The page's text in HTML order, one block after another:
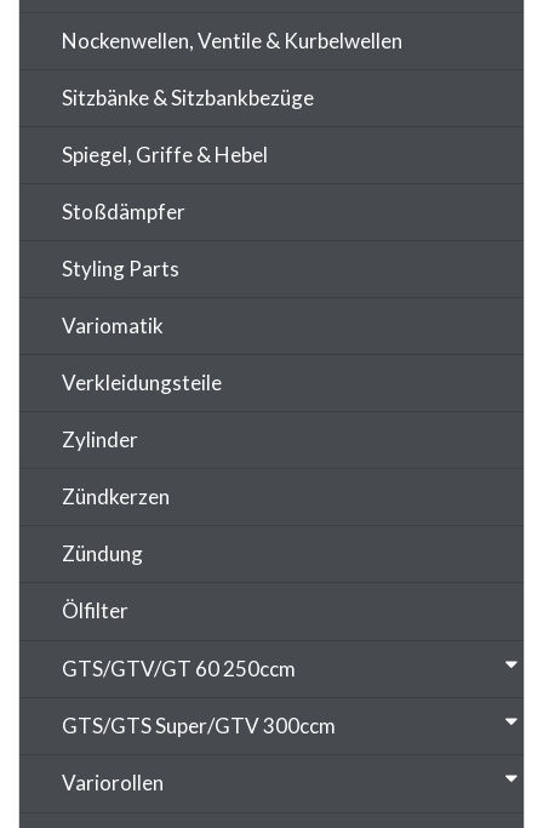
Nockenwellen, Ventile & Kurbelwellen
Sitzbänke & Sitzbankbezüge
Spiegel, Griffe & Hebel
Stoßdämpfer
Styling Parts
Variomatik
Verkleidungsteile
Zylinder
Zündkerzen
Zündung
Ölfilter
GTS/GTV/GT 60 250ccm
GTS/GTS Super/GTV 300ccm
Variorollen